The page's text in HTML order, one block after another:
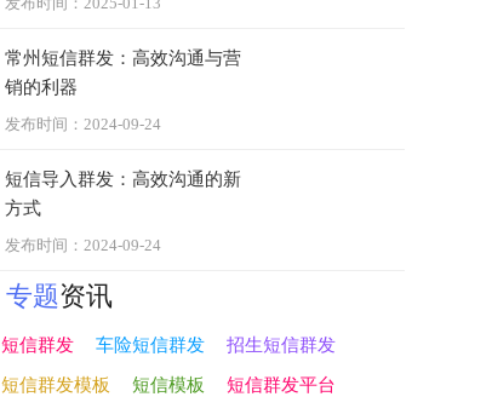
常州短信群发：高效沟通与营
销的利器
发布时间：2024-09-24
短信导入群发：高效沟通的新
方式
发布时间：2024-09-24
专题资讯
短信群发 车险短信群发 招生短信群发
短信群发模板 短信模板 短信群发平台